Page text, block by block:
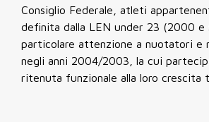
Consiglio Federale, atleti
definita dalla LEN under 23 (2000 e
particolare attenzione a nuotatori e
negli anni 2004/2003, la cui
ritenuta funzionale alla loro crescita